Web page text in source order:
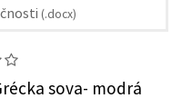
(.docx)
sova- modrá